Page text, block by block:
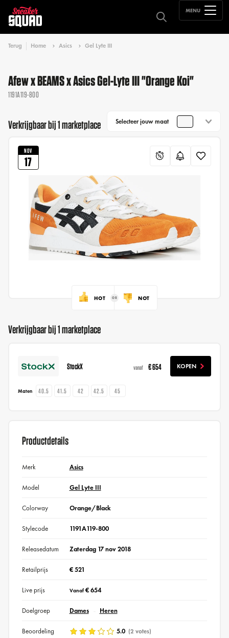
MENU
Terug Home Asics Gel Lyte III
Afew x BEAMS x Asics Gel-Lyte III "Orange Koi"
1191A119-800
Verkrijgbaar bij 1 marketplace Selecteer jouw maat
NOV
17
HOT NOT
Verkrijgbaar bij 1 marketplace
StockX vanaf € 654 KOPEN
Maten 40.5 41.5 42 42.5 45
Productdetails
Merk Asics
Model Gel Lyte III
Colorway Orange/Black
Stylecode 1191A119-800
Releasedatum Zaterdag 17 nov 2018
Retailprijs € 521
Live prijs Vanaf€ 654
Doelgroep Dames Heren
Beoordeling 5.0 (2 votes)